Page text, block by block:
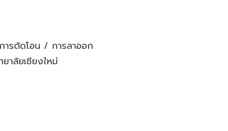
รตัดโอน / การลาออก
าลัยเชียงใหม่